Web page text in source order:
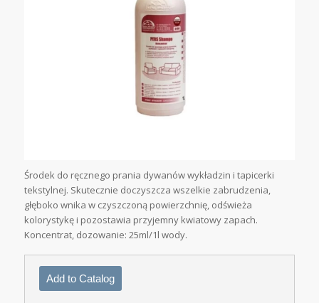
Środek do ręcznego prania dywanów wykładzin i tapicerki
tekstylnej. Skutecznie doczyszcza wszelkie zabrudzenia,
głęboko wnika w czyszczoną powierzchnię, odświeża
kolorystykę i pozostawia przyjemny kwiatowy zapach.
Koncentrat, dozowanie: 25ml/1l wody.
Add to Catalog